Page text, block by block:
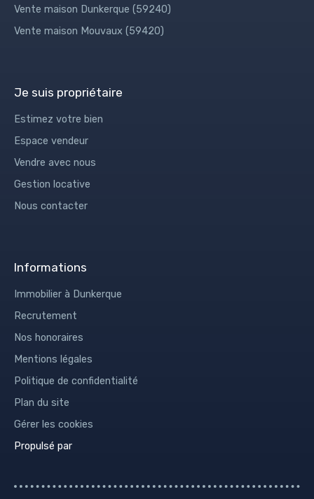
Vente maison Dunkerque (59240)
Vente maison Mouvaux (59420)
Je suis propriétaire
Estimez votre bien
Espace vendeur
Vendre avec nous
Gestion locative
Nous contacter
Informations
Immobilier à Dunkerque
Recrutement
Nos honoraires
Mentions légales
Politique de confidentialité
Plan du site
Gérer les cookies
Propulsé par